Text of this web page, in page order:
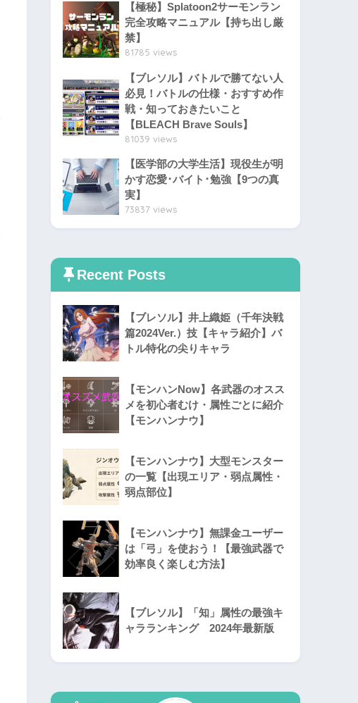
【極秘】Splatoon2サーモンラン
完全攻略マニュアル【持ち出し厳
禁】
81785 views
【ブレソル】バトルで勝てない人
必見！バトルの仕様・おすすめ作
戦・知っておきたいこと
【BLEACH Brave Souls】
81039 views
【医学部の大学生活】現役生が明
かす恋愛･バイト･勉強【9つの真
実】
73837 views
Recent Posts
【ブレソル】井上織姫（千年決戦
篇2024Ver.）技【キャラ紹介】バ
トル特化の尖りキャラ
【モンハンNow】各武器のオスス
メを初心者むけ・属性ごとに紹介
【モンハンナウ】
【モンハンナウ】大型モンスター
の一覧【出現エリア・弱点属性・
弱点部位】
【モンハンナウ】無課金ユーザー
は「弓」を使おう！【最強武器で
効率良く楽しむ方法】
【ブレソル】「知」属性の最強キ
ャラランキング 2024年最新版